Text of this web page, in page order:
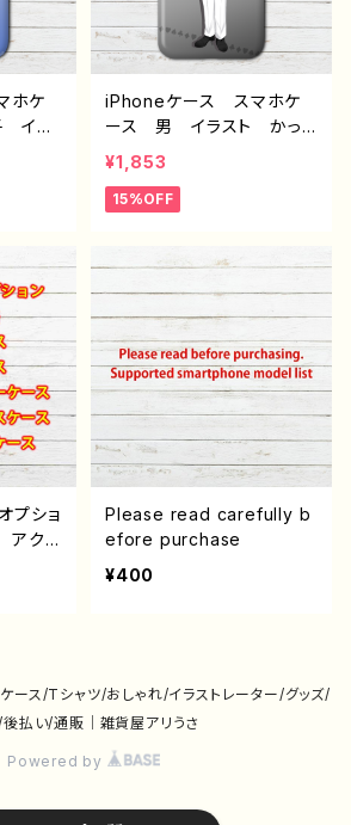
屋アリスの白うさぎ アリう
さプロジェクト J2-9
ホケ
イラ
か
ャラク
性的
ス ノ
スト
ー
ザイ
アリ
リス
9
iPhoneケース スマホケ
ース 男 イラスト かっ
こいい イケメン おしゃ
れ 安い オリジナルキャ
ラクター アニメ柄 個性
epixel Galaxy Androi
d アンドロイド ケース
ノンブランド 人気 イラス
トレーター クリエイター
絵師 オリジナル デザイ
ン グッズ タイトル：アリ
うさプロジェクト 白兎（ハ
クト） J1-9
¥1,853
15%OFF
プショ
クリ
ス
ー
Please read carefully b
efore purchase
¥400
ス/Tシャツ/おしゃれ/イラストレーター/グッズ/
後払い/通販｜雑貨屋アリうさ
Powered by